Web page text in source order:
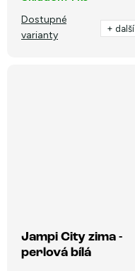
Dostupné
varianty
+ další
Jampi City zima -
perlová bílá